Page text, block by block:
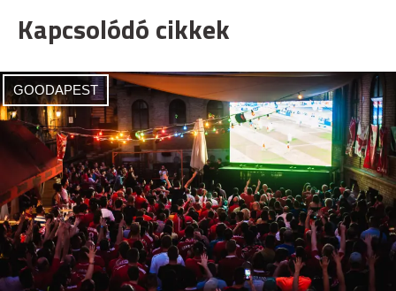
Kapcsolódó cikkek
GOODAPEST